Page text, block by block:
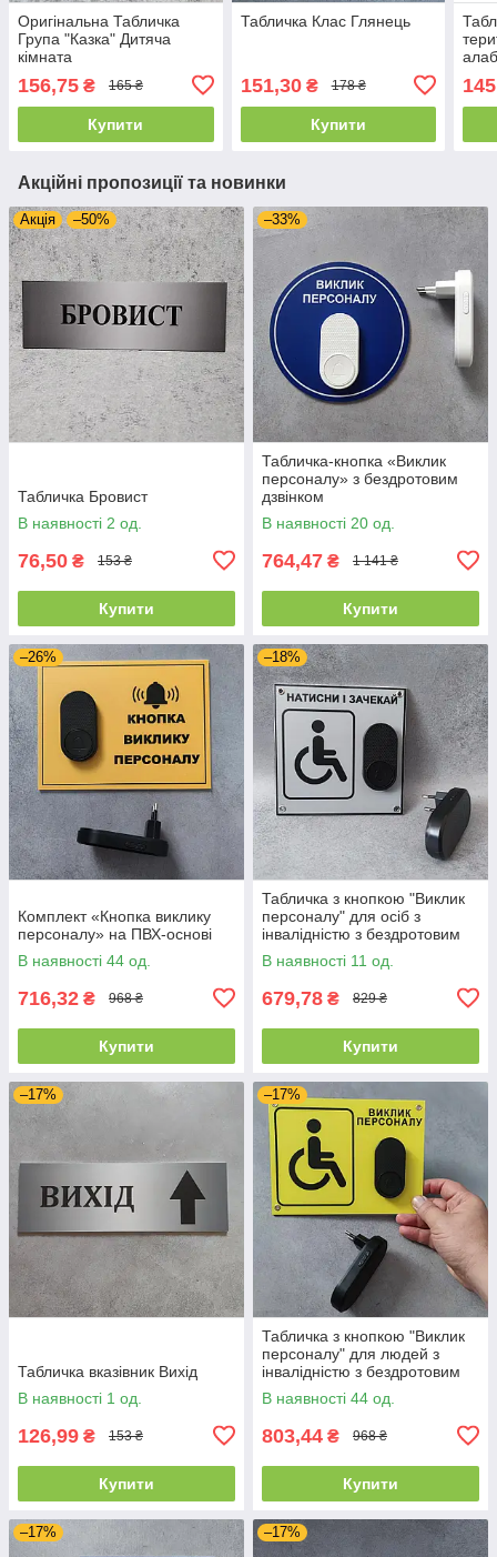
Оригінальна Табличка
Група "Казка" Дитяча
кімната
156,75 ₴ 165 ₴
Купити
Табличка Клас Глянець
151,30₴ 178 ₴
Купити
Акційні пропозиції та новинки
Акція –50%
Табличка Бровист
В наявності 2 од.
76,50 ₴ 153 ₴
Купити
–33%
Табличка-кнопка «Виклик
персоналу» з бездротовим
дзвінком
В наявності 20 од.
764,47 ₴ 1 141 ₴
Купити
–26%
Комплект «Кнопка виклику
персоналу» на ПВХ-основі
В наявності 44 од.
716,32 ₴ 968 ₴
Купити
–18%
Табличка з кнопкою "Виклик
персоналу" для осіб з
інвалідністю з бездротовим
дзвінком Сіра
В наявності 11 од.
679,78 ₴ 829 ₴
Купити
–17%
Табличка вказівник Вихід
В наявності 1 од.
126,99 ₴ 153 ₴
Купити
–17%
Табличка з кнопкою "Виклик
персоналу" для людей з
інвалідністю з бездротовим
дзвінком 220в
В наявності 44 од.
803,44 ₴ 968 ₴
Купити
–17% –17%